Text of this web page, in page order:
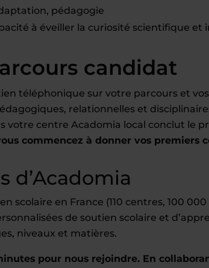
pédagogie
à éveiller la curiosité scientifique
candidat
téléphonique sur votre parcours et
relationnelles et
votre centre Acadomia local conclut le
commencez à donner vos premiers
d’Acadomia
scolaire en France (110 centres, 100
de soutien scolaire et
niveaux et matières.
pour nous rejoindre. En